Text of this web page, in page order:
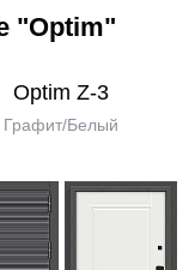
"Optim"
Optim Z-3
Графит/Белый